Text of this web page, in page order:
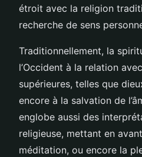
étroit avec la religion
recherche de sens
Traditionnellement, la
l’Occident à la relation
supérieures, telles que
encore à la salvation de
englobe aussi des
religieuse, mettant en
méditation, ou encore la